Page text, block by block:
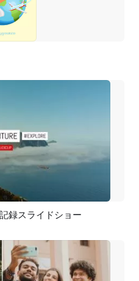
AI再生成
録スライドショー